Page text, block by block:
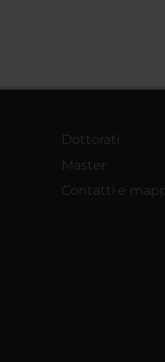
Dottorati
Master
Contatti e